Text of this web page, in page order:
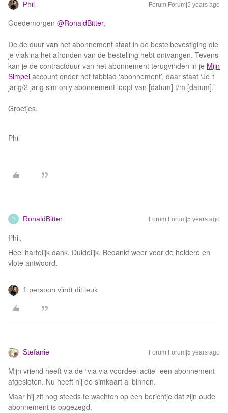
Phil Forum|Forum|5 years ago
Goedemorgen @RonaldBitter,
De de duur van het abonnement staat in de bestelbevestiging die
je vlak na het afronden van de bestelling hebt ontvangen. Tevens
kan je de contractduur van het abonnement terugvinden in je Mijn
Simpel account onder het tabblad ‘abonnement’, daar staat ‘Je 1
jarig/2 jarig sim only abonnement loopt van [datum] t/m [datum].’
Groetjes,
Phil
R RonaldBitter Forum|Forum|5 years ago
Phil,
Heel hartelijk dank. Duidelijk. Bedankt weer voor de heldere en
vlote antwoord.
1 persoon vindt dit leuk
Stefanie Forum|Forum|5 years ago
Mijn vriend heeft via de “via via voordeel actie” een abonnement
afgesloten. Nu heeft hij de simkaart al binnen.
Maar hij zit nog steeds te wachten op een berichtje dat zijn oude
abonnement is opgezegd.